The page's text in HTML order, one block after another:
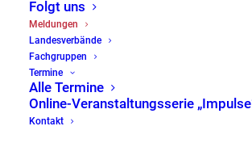
Folgt uns
Meldungen
Landesverbände
Fachgruppen
Termine
Alle Termine
Online-Veranstaltungsserie
Kontakt
Der Kreis derjenigen, die sich
dringend für das Ergreifen juristischer
Maßnahmen aussprechen, wird
größer. Es geht darum, eine
rechtsextremistisch eingestuften
AfD-Abgeordneten Jens Maier an ein